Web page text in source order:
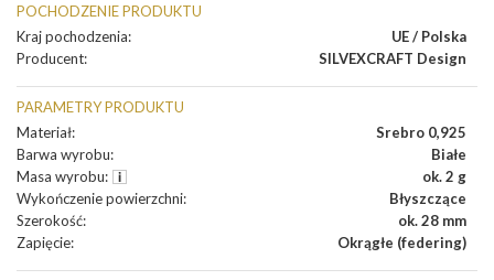
POCHODZENIE PRODUKTU
Kraj pochodzenia:
UE / Polska
Producent: SILVEXCRAFT Design
PARAMETRY PRODUKTU
Materiał:
Srebro 0,925
Barwa wyrobu:
Białe
Masa wyrobu:
ok. 2 g
Wykończenie powierzchni:
Błyszczące
Szerokość:
ok. 28 mm
Zapięcie: Okrągłe (federing)